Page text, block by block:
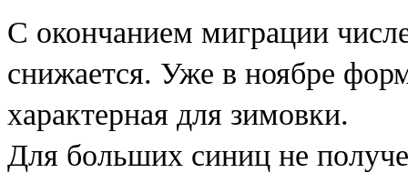
С окончанием миграции
снижается. Уже в ноябре
характерная для зимовки.
Для больших синиц не